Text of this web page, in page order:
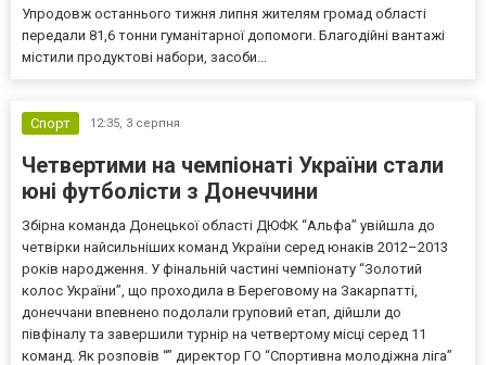
Упродовж останнього тижня липня жителям громад області
передали 81,6 тонни гуманітарної допомоги. Благодійні вантажі
містили продуктові набори, засоби...
Спорт 12:35, 3 серпня
Четвертими на чемпіонаті України стали
юні футболісти з Донеччини
Збірна команда Донецької області ДЮФК “Альфа” увійшла до
четвірки найсильніших команд України серед юнаків 2012–2013
років народження. У фінальній частині чемпіонату “Золотий
колос України”, що проходила в Береговому на Закарпатті,
донеччани впевнено подолали груповий етап, дійшли до
півфіналу та завершили турнір на четвертому місці серед 11
команд. Як розповів “” директор ГО “Спортивна молодіжна ліга”